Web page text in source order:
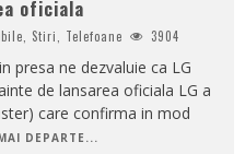
oficiala
, Stiri, Telefoane 3904
presa ne dezvaluie ca LG
de lansarea oficiala LG a
care confirma in mod
DEPARTE...